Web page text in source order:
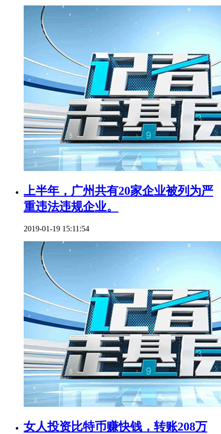
上半年，广州共有20家企业被列为严
重违法违规企业。
2019-01-19 15:11:54
女人投资比特币赚快钱，转账208万